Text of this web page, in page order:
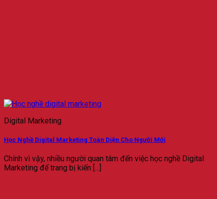
Digital Marketing
Học Nghề Digital Marketing Toàn Diện Cho Người Mới
Chính vì vậy, nhiều người quan tâm đến việc học nghề Digital
Marketing để trang bị kiến [...]